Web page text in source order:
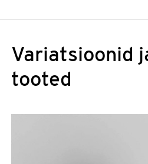
Variatsioonid
tooted